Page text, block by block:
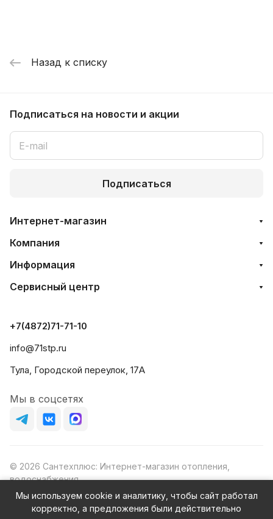
Назад к списку
Подписаться на новости и акции
Подписаться
Интернет-магазин
Компания
Информация
Сервисный центр
+7(4872)71-71-10
info@71stp.ru
Тула, Городской переулок, 17А
Мы в соцсетях
© 2026 Сантехплюс: Интернет-магазин отопления,
водоснабжения
Юридический адрес: 390023, г. Рязань, проезд Яблочкова,
Мы используем cookie и аналитику, чтобы сайт работал
корректно, а предложения были действительно